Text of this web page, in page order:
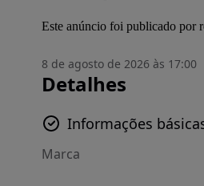
Este anúncio foi publicado por
8 de agosto de 2026 às 17:00
Detalhes
Informações
Marca